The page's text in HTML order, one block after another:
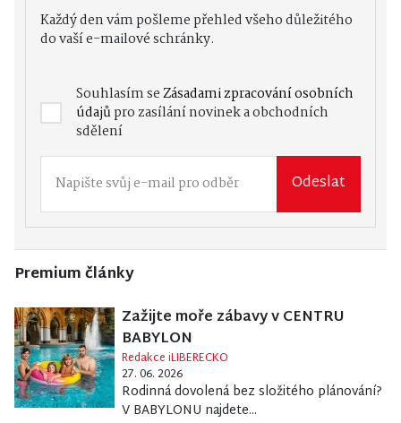
Každý den vám pošleme přehled všeho důležitého
do vaší e-mailové schránky.
Souhlasím seZásadami zpracování osobních
údajůpro zasílání novinek a obchodních
sdělení
Odeslat
Premium články
Zažijte moře zábavy v CENTRU
BABYLON
Redakce iLIBERECKO
27. 06. 2026
Rodinná dovolená bez složitého plánování?
V BABYLONU najdete...